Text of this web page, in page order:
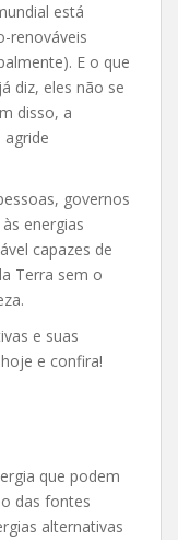
está
renováveis
E o que
diz, eles não se
disso, a
agride
governos
energias
capazes de
Terra sem o
e suas
e confira!
que podem
das fontes
alternativas